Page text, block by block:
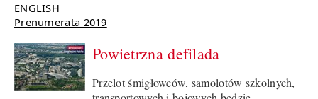
ENGLISH
Prenumerata 2019
Powietrzna defilada
Przelot śmigłowców, samolotów szkolnych,